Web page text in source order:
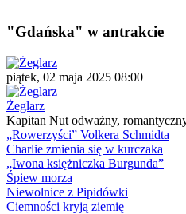
"Gdańska" w antrakcie
piątek, 02 maja 2025 08:00
Żeglarz
Kapitan Nut odważny,
„Rowerzyści” Volkera Schmidta
Charlie zmienia się w kurczaka
„Iwona księżniczka Burgunda”
Śpiew morza
Niewolnice z Pipidówki
Ciemności kryją ziemię